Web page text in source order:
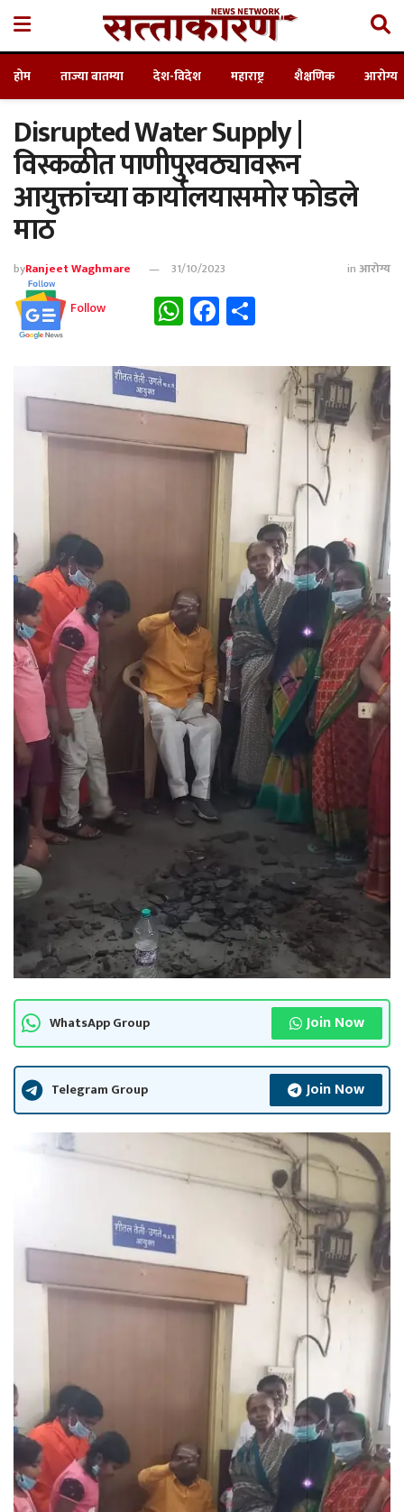
होम ताज्या बातम्या देश-विदेश महाराष्ट्र शैक्षणिक आरोग्य
Disrupted Water Supply |
विस्कळीत पाणीपुरवठ्यावरून
आयुक्तांच्या कार्यालयासमोर फोडले
माठ
byRanjeet Waghmare 31/10/2023 in आरोग्य
Follow WhatsApp
Facebook
WhatsApp Group Join Now
Telegram Group Join Now